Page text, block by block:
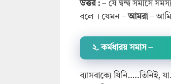
উত্তর : – যে দ্বন্দ্ব সমাসে
বলে । যেমন – আমরা –
২. কর্মধারয় সমাস–
ব্যাসবাক্যে যিনি…..তিনিই,